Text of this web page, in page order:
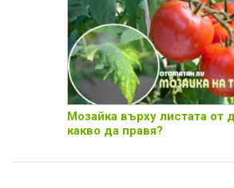
Мозайка върху листата от
какво да правя?